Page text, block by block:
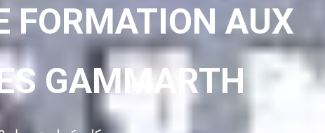
FORMATION AUX
GAMMARTH